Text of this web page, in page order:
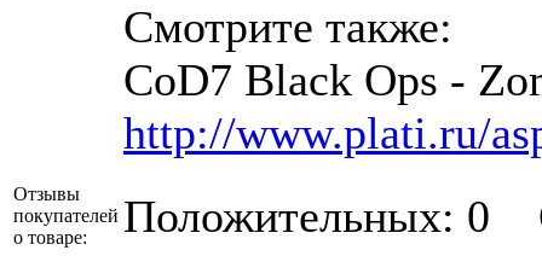
Смотрите также:
CoD7 Black Ops -
http://www.plati.ru/
Отзывы
покупателей
о товаре:
Положительных: 0